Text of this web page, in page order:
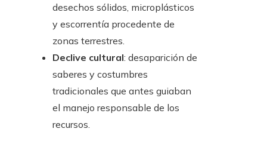
desechos sólidos, microplásticos
y escorrentía procedente de
zonas terrestres.
Declive cultural: desaparición de
saberes y costumbres
tradicionales que antes guiaban
el manejo responsable de los
recursos.